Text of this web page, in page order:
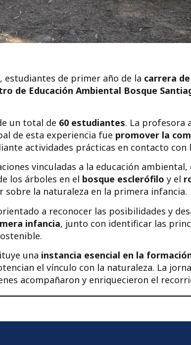
, estudiantes de primer año de la carrera
de Educación Ambiental Bosque
un total de 60 estudiantes. La profesora
de esta experiencia fue promover la
actividades prácticas en contacto con
vinculadas a la educación
los árboles en el bosque esclerófilo y el
sobre la naturaleza en la primera infancia.
a reconocer las posibilidades y
infancia, junto con identificar las
una instancia esencial en la
el vínculo con la naturaleza. La
acompañaron y enriquecieron el